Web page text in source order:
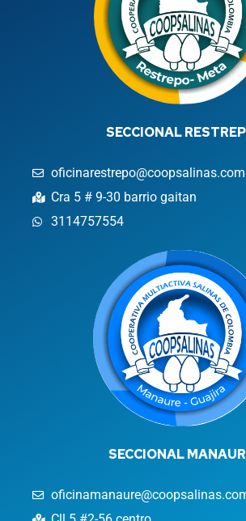
SECCIONAL
oficinarestrepo@coopsalinas.com
Cra 5 # 9-30 barrio gaitan
3114757554
SECCIONAL